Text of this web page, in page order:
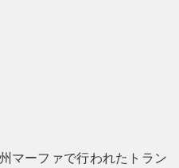
マーファで行われたトラン